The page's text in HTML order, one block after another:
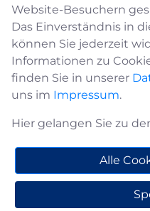
Skiclub
Adresse
Skiclub Hesseberg
Ralf Balkenhol
Oberstr. 19
59964 Medebach
02982-1779
www.skiclub-
Website-Besuchern
Das Einverständnis in
können Sie jederzeit
Informationen zu
finden Sie in unserer
uns im Impressum.
Hier gelangen Sie zu
Alle